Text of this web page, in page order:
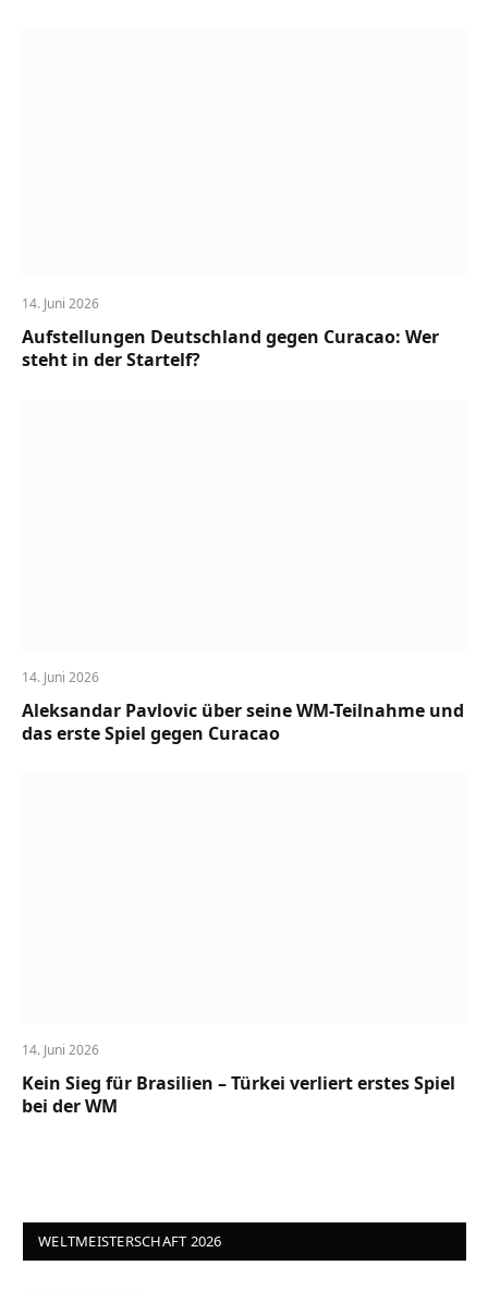
14. Juni 2026
Aufstellungen Deutschland gegen Curacao: Wer
steht in der Startelf?
14. Juni 2026
Aleksandar Pavlovic über seine WM-Teilnahme und
das erste Spiel gegen Curacao
14. Juni 2026
Kein Sieg für Brasilien – Türkei verliert erstes Spiel
bei der WM
WELTMEISTERSCHAFT 2026